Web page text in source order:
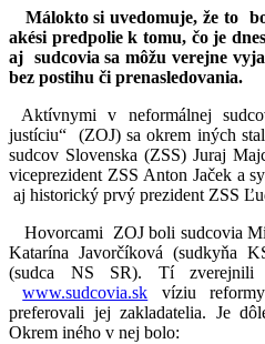
Málokto si uvedomuje, že to
akési predpolie k tomu, čo je
aj sudcovia sa môžu verejne
bez postihu či prenasledovania.
Aktívnymi v neformálnej
justíciu“ (ZOJ) sa okrem iných
sudcov Slovenska (ZSS) Juraj
viceprezident ZSS Anton Jaček a
aj historický prvý prezident ZSS
Hovorcami ZOJ boli sudcovia
Katarína Javorčíková (sudkyňa
(sudca NS SR). Tí
www.sudcovia.sk víziu
preferovali jej zakladatelia. Je
Okrem iného v nej bolo: